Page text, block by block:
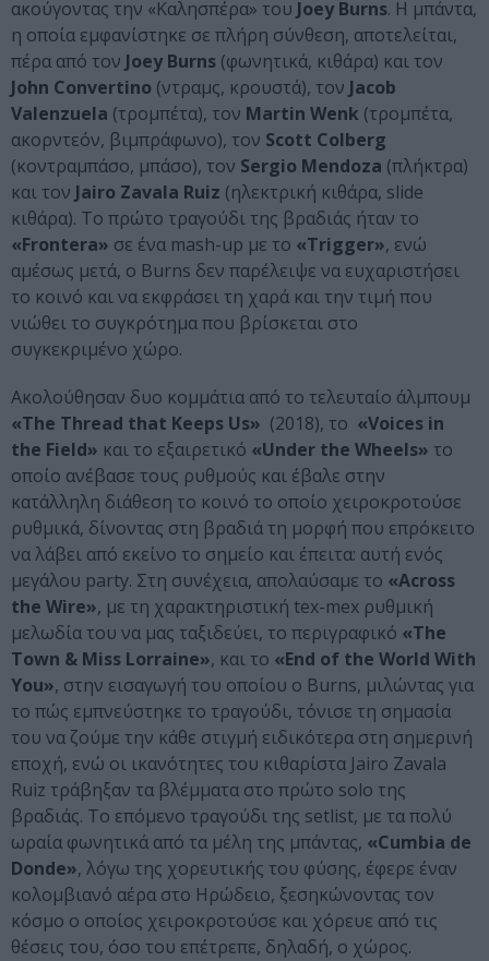
ακούγοντας την «Καλησπέρα» του Joey Burns. Η μπάντα,
η οποία εμφανίστηκε σε πλήρη σύνθεση, αποτελείται,
πέρα από τον Joey Burns (φωνητικά, κιθάρα) και τον
John Convertino (ντραμς, κρουστά), τον Jacob
Valenzuela (τρομπέτα), τον Martin Wenk (τρομπέτα,
ακορντεόν, βιμπράφωνο), τον Scott Colberg
(κοντραμπάσο, μπάσο), τον Sergio Mendoza (πλήκτρα)
και τον Jairo Zavala Ruiz (ηλεκτρική κιθάρα, slide
κιθάρα). Το πρώτο τραγούδι της βραδιάς ήταν το
«Frontera» σε ένα mash-up με το «Trigger», ενώ
αμέσως μετά, ο Burns δεν παρέλειψε να ευχαριστήσει
το κοινό και να εκφράσει τη χαρά και την τιμή που
νιώθει το συγκρότημα που βρίσκεται στο
συγκεκριμένο χώρο.
Ακολούθησαν δυο κομμάτια από το τελευταίο άλμπουμ
«The Thread that Keeps Us» (2018), το «Voices in
the Field» και το εξαιρετικό «Under the Wheels» το
οποίο ανέβασε τους ρυθμούς και έβαλε στην
κατάλληλη διάθεση το κοινό το οποίο χειροκροτούσε
ρυθμικά, δίνοντας στη βραδιά τη μορφή που επρόκειτο
να λάβει από εκείνο το σημείο και έπειτα: αυτή ενός
μεγάλου party. Στη συνέχεια, απολαύσαμε το «Across
the Wire», με τη χαρακτηριστική tex-mex ρυθμική
μελωδία του να μας ταξιδεύει, το περιγραφικό «The
Town & Miss Lorraine», και το «End of the World With
You», στην εισαγωγή του οποίου ο Burns, μιλώντας για
το πώς εμπνεύστηκε το τραγούδι, τόνισε τη σημασία
του να ζούμε την κάθε στιγμή ειδικότερα στη σημερινή
εποχή, ενώ οι ικανότητες του κιθαρίστα Jairo Zavala
Ruiz τράβηξαν τα βλέμματα στο πρώτο solo της
βραδιάς. Το επόμενο τραγούδι της setlist, με τα πολύ
ωραία φωνητικά από τα μέλη της μπάντας, «Cumbia de
Donde», λόγω της χορευτικής του φύσης, έφερε έναν
κολομβιανό αέρα στο Ηρώδειο, ξεσηκώνοντας τον
κόσμο ο οποίος χειροκροτούσε και χόρευε από τις
θέσεις του, όσο του επέτρεπε, δηλαδή, ο χώρος.